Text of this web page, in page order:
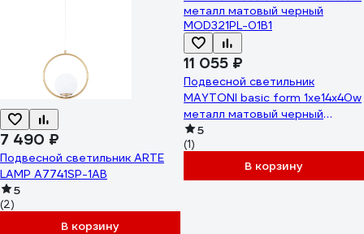
7 490 ₽
Подвесной светильник ARTE
LAMP A7741SP-1AB
5
(2)
В корзину
11 055 ₽
Подвесной светильник
MAYTONI basic form 1хe14x40w
металл матовый черный
MOD321PL-01B1
5
(1)
В корзину